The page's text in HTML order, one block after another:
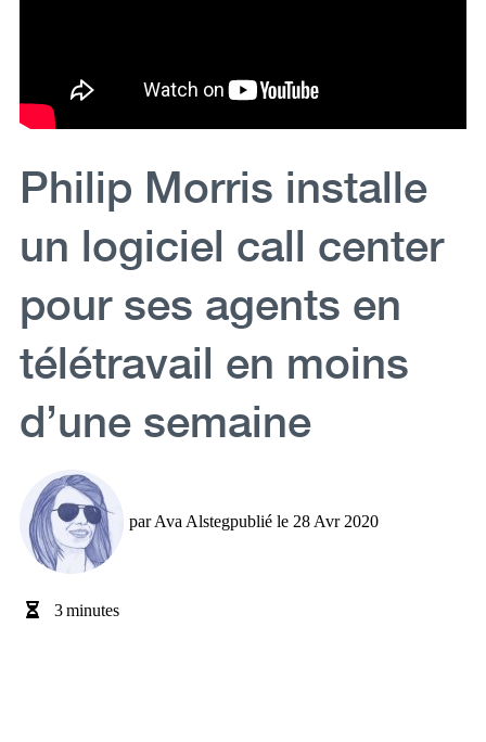
Philip Morris installe
un logiciel call center
pour ses agents en
télétravail en moins
d’une semaine
parAva Alstegpublié le 28 Avr 2020
3minutes